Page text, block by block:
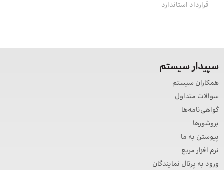
قرارداد استاندارد
سپیدار سیستم
همکاران سیستم
سوالات متداول
گواهی‌نامه‌ها
بروشورها
پیوستن به ما
نرم افزار مربع
ورود به پرتال نمایندگان